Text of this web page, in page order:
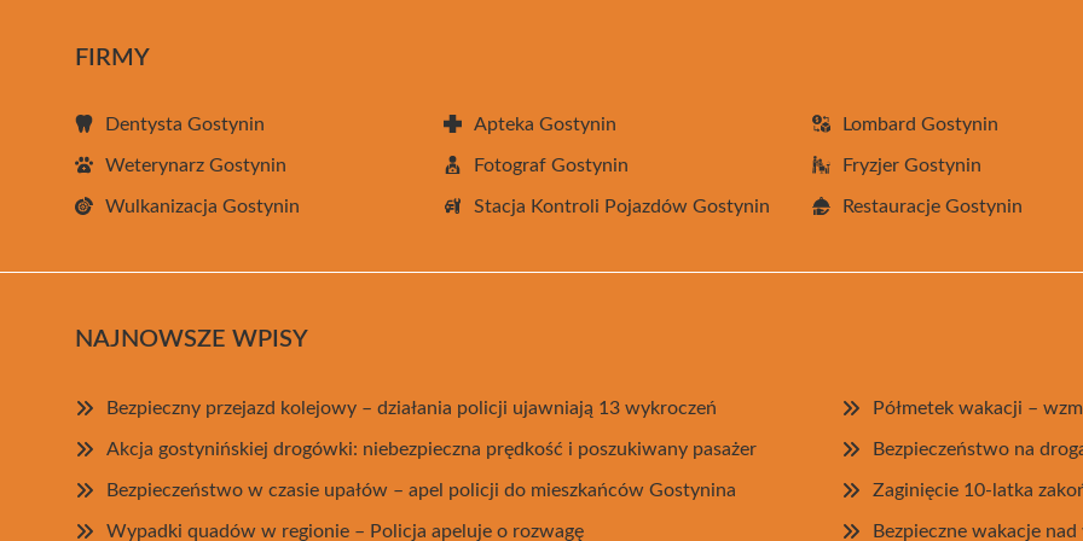
FIRMY
Dentysta Gostynin Apteka Gostynin Lombard Gostynin
Weterynarz Gostynin Fotograf Gostynin Fryzjer Gostynin
Wulkanizacja Gostynin Stacja Kontroli Pojazdów Gostynin Restauracje Gostynin
NAJNOWSZE WPISY
Bezpieczny przejazd kolejowy – działania policji ujawniają 13 wykroczeń Półmetek wakacji –
Akcja gostynińskiej drogówki: niebezpieczna prędkość i poszukiwany pasażer Bezpieczeństwo na
Bezpieczeństwo w czasie upałów – apel policji do mieszkańców Gostynina Zaginięcie 10-latka
Wypadki quadów w regionie – Policja apeluje o rozwagę Bezpieczne wakacje